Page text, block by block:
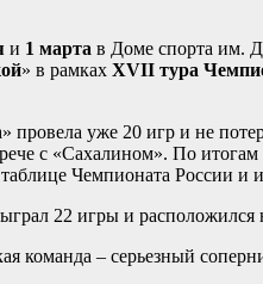
и 1 марта в Доме спорта им.
» в рамках XVII тура
провела уже 20 игр и не
с «Сахалином». По
Чемпионата России и
22 игры и расположился
команда – серьезный